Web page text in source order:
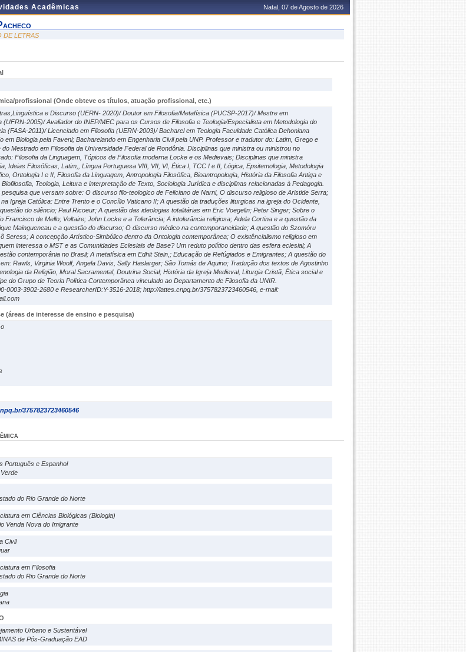
Acadêmicas Natal, 07 de Agosto de 2026
DE LETRAS
profissional (Onde obteve os títulos, atuação profissional, etc.)
e Discurso (UERN- 2020)/ Doutor em Filosofia/Metafísica (PUCSP-2017)/ Mestre em
(UFRN-2005)/ Avaliador do INEP/MEC para os Cursos de Filosofia e Teologia/Especialista em Metodologia do
(FASA-2011)/ Licenciado em Filosofia (UERN-2003)/ Bacharel em Teologia Faculdade Católica Dehoniana
em Biologia pela Faveni; Bacharelando em Engenharia Civil pela UNP. Professor e tradutor do: Latim, Grego e
Mestrado em Filosofia da Universidade Federal de Rondônia. Disciplinas que ministra ou ministrou no
Filosofia da Linguagem, Tópicos de Filosofia moderna Locke e os Medievais; Disciplinas que ministra
Ideias Filosóficas, Latim,, Língua Portuguesa VIII, VII, VI, Ética I, TCC I e II, Lógica, Epsitemologia, Metodologia
Ontologia I e II, Filosofia da Linguagem, Antropologia Filosófica, Bioantropologia, História da Filosofia Antiga e
Teologia, Leitura e interpretação de Texto, Sociologia Jurídica e disciplinas relacionadas à Pedagogia.
que versam sobre: O discurso filo-teologico de Feliciano de Narni, O discurso religioso de Aristide Serra;
Igreja Católica: Entre Trento e o Concílio Vaticano II; A questão da traduções liturgicas na igreja do Ocidente,
do silêncio; Paul Ricoeur; A questão das ideologias totalitárias em Eric Voegelin; Peter Singer; Sobre o
Francisco de Mello; Voltaire; John Locke e a Tolerância; A intolerância religiosa; Adela Cortina e a questão da
Maingueneau e a questão do discurso; O discurso médico na contemporaneidade; A questão do Szomóru
Seress; A concepção Artístico-Simbólico dentro da Ontologia contemporânea; O existêncialismo religioso em
interessa o MST e as Comunidades Eclesiais de Base? Um reduto político dentro das esfera eclesial; A
contemporânia no Brasil; A metafísica em Edhit Stein,; Educação de Refúgiados e Emigrantes; A questão do
Rawls, Virginia Woolf, Angela Davis, Sally Haslarger; São Tomás de Aquino; Tradução dos textos de Agostinho
da Religião, Moral Sacramental, Doutrina Social; História da Igreja Medieval, Liturgia Cristã, Ética social e
do Grupo de Teoria Política Contemporânea vinculado ao Departamento de Filosofia da UNIR.
0003-3902-2680 e ResearcherID:Y-3516-2018; http://lattes.cnpq.br/3757823723460546, e-mail:
(áreas de interesse de ensino e pesquisa)
3757823723460546
Português e Espanhol
do Rio Grande do Norte
em Ciências Biológicas (Biologia)
Venda Nova do Imigrante
Civil
em Filosofia
do Rio Grande do Norte
Urbano e Sustentável
de Pós-Graduação EAD